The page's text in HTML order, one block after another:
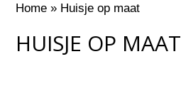
Home » Huisje op maat
HUISJE OP MAAT